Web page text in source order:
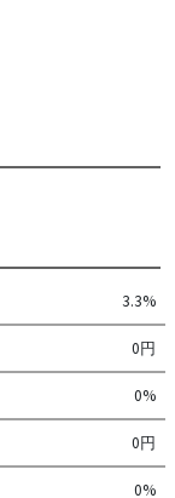
3.3%
0円
0%
0円
0%